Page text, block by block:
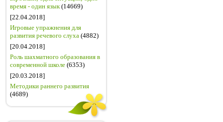
время - один язык(14669)
[22.04.2018]
Игровые упражнения для
развития речевого слуха (4882)
[20.04.2018]
Роль шахматного образования в
современной школе (6353)
[20.03.2018]
Методики раннего развития
(4689)